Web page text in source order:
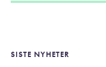
SISTE NYHETER